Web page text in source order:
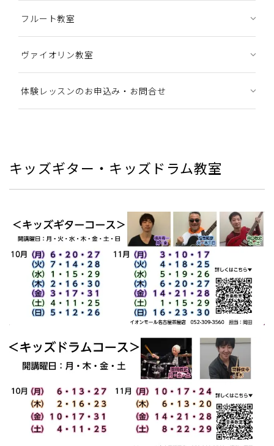
フルート教室
ヴァイオリン教室
体験レッスンのお申込み・お問合せ
キッズギター・キッズドラム教室